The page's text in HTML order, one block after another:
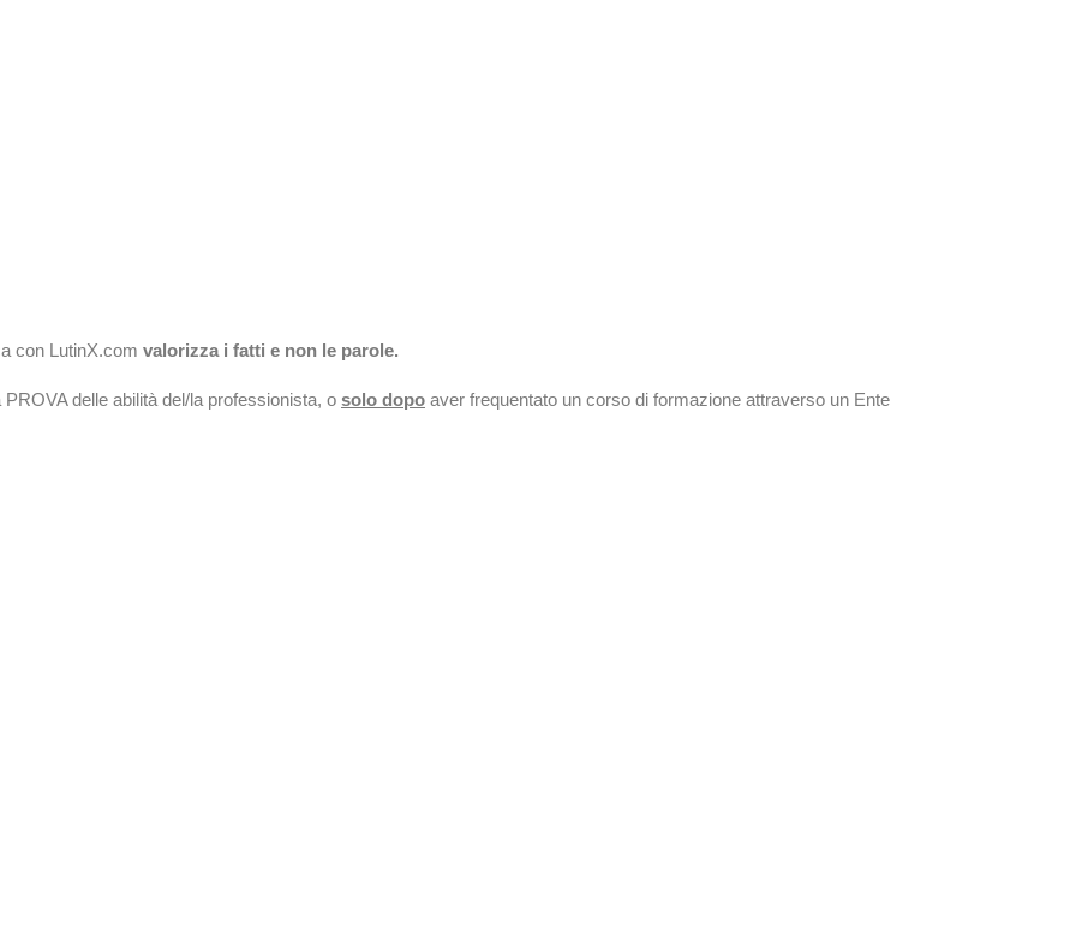
con LutinX.com valorizza i fatti e non le parole.
delle abilità del/la professionista, o solo dopo aver frequentato un corso di formazione attraverso un Ente